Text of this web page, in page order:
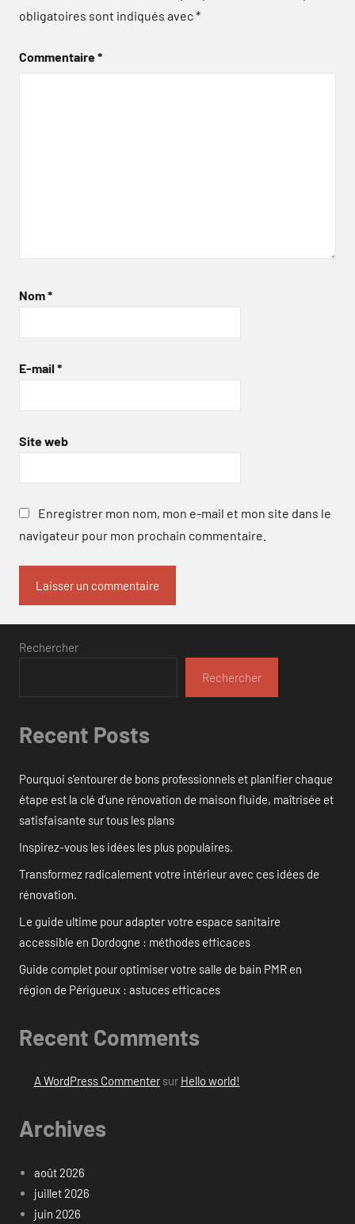
obligatoires sont indiqués avec*
Commentaire*
Nom*
E-mail *
Site web
Enregistrer mon nom, mon e-mail et mon site dans le
navigateur pour mon prochain commentaire.
Rechercher
Rechercher
Recent Posts
Pourquoi s’entourer de bons professionnels et planifier chaque
étape est la clé d’une rénovation de maison fluide, maîtrisée et
satisfaisante sur tous les plans
Inspirez-vous les idées les plus populaires.
Transformez radicalement votre intérieur avec ces idées de
rénovation.
Le guide ultime pour adapter votre espace sanitaire
accessible en Dordogne : méthodes efficaces
Guide complet pour optimiser votre salle de bain PMR en
région de Périgueux : astuces efficaces
Recent Comments
A WordPress Commentersur Hello world!
Archives
août 2026
juillet 2026
juin 2026